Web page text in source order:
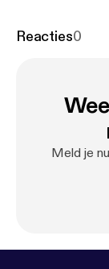
pp
Reacties0
Meld je